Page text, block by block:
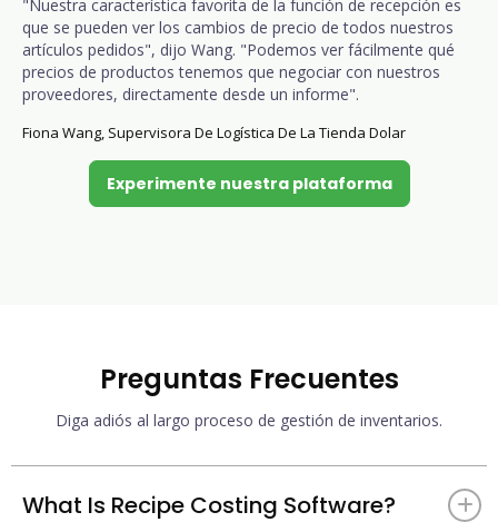
"Nuestra característica favorita de la función de recepción es
que se pueden ver los cambios de precio de todos nuestros
artículos pedidos", dijo Wang. "Podemos ver fácilmente qué
precios de productos tenemos que negociar con nuestros
proveedores, directamente desde un informe".
Fiona Wang, Supervisora De Logística De La Tienda Dolar
Experimente nuestra plataforma
Preguntas Frecuentes
Diga adiós al largo proceso de gestión de inventarios.
What Is Recipe Costing Software? +